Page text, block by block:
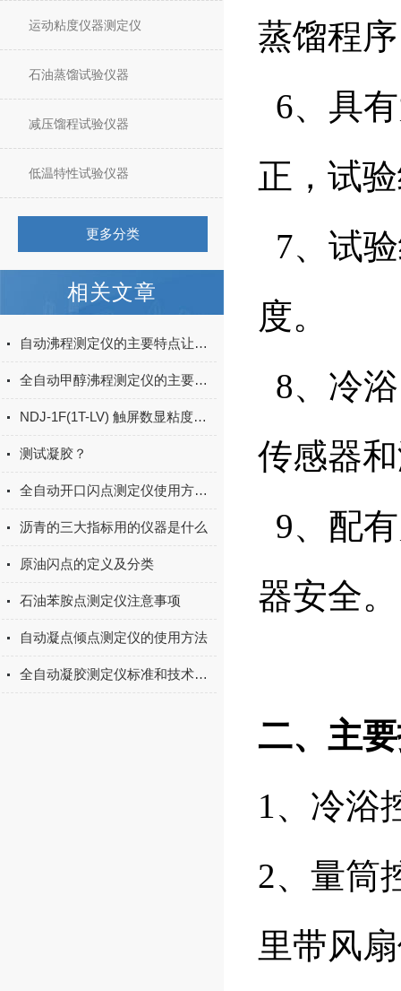
运动粘度仪器测定仪
石油蒸馏试验仪器
减压馏程试验仪器
低温特性试验仪器
更多分类
相关文章
自动沸程测定仪的主要特点让您一目了然
全自动甲醇沸程测定仪的主要特点有哪些呢
NDJ-1F(1T-LV) 触屏数显粘度计主要特点
测试凝胶？
全自动开口闪点测定仪使用方法及操作步骤
沥青的三大指标用的仪器是什么
原油闪点的定义及分类
石油苯胺点测定仪注意事项
自动凝点倾点测定仪的使用方法
全自动凝胶测定仪标准和技术参数
蒸馏程
6、具
正，试
7、试
度。
8、冷
传感器
9、配
器安全。
二、主
1、冷浴
2、量筒
里带风